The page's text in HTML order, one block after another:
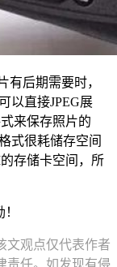
有后期需要时，
以直接JPEG展
来保存照片的
式很耗储存空间
存储卡空间，所
文观点仅代表作者